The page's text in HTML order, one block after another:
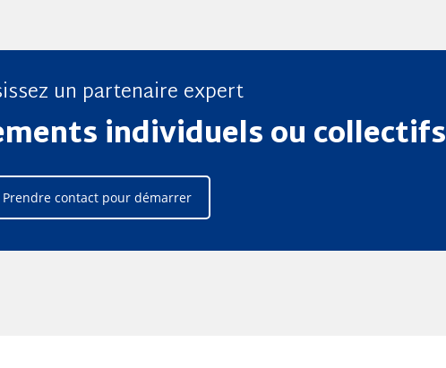
un partenaire expert
individuels ou collectifs
Prendre contact pour démarrer